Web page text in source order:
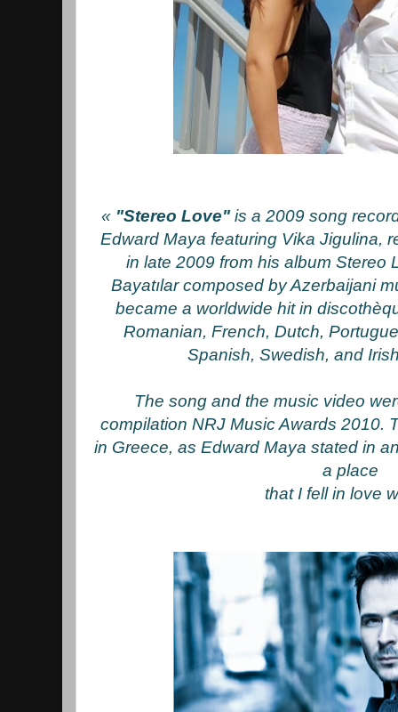
« "Stereo Love" is a 2009 song
Edward Maya featuring Vika Jigulina,
in late 2009 from his album Stereo
Bayatılar composed by Azerbaijani
became a worldwide hit in
Romanian, French, Dutch,
Spanish, Swedish, and
The song and the music video
compilation NRJ Music Awards 2010.
in Greece, as Edward Maya stated in
a place
that I fell in love